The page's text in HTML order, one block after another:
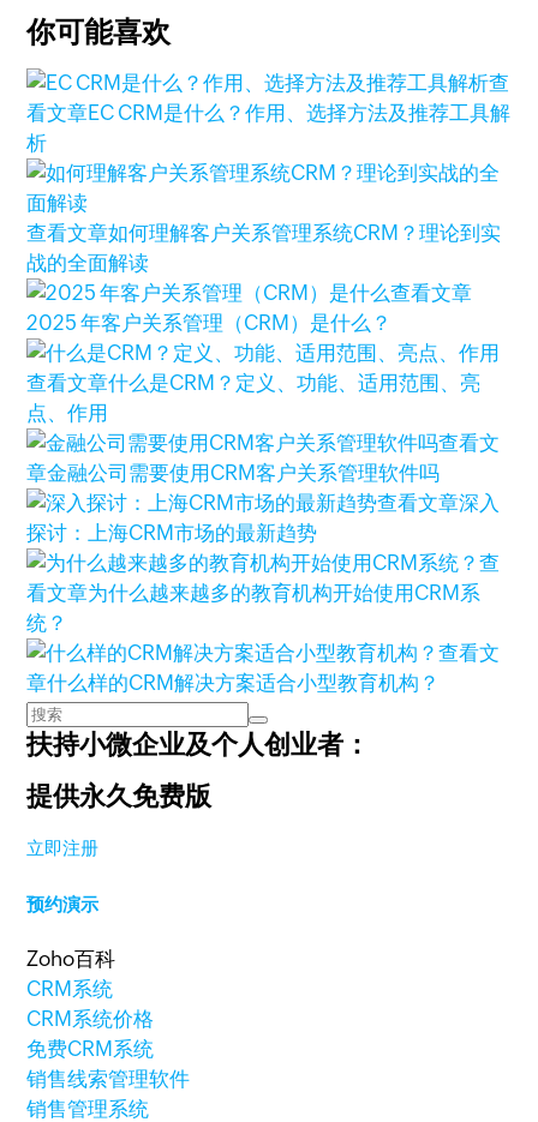
你可能喜欢
查
看文章EC CRM是什么？作用、选择方法及推荐工具解
析
查看文章如何理解客户关系管理系统CRM？理论到实
战的全面解读
查看文章
2025 年客户关系管理（CRM）是什么？
查看文章什么是CRM？定义、功能、适用范围、亮
点、作用
查看文
章金融公司需要使用CRM客户关系管理软件吗
查看文章深入
探讨：上海CRM市场的最新趋势
查
看文章为什么越来越多的教育机构开始使用CRM系
统？
查看文
章什么样的CRM解决方案适合小型教育机构？
扶持小微企业及个人创业者：
提供永久免费版
立即注册
预约演示
Zoho百科
CRM系统
CRM系统价格
免费CRM系统
销售线索管理软件
销售管理系统